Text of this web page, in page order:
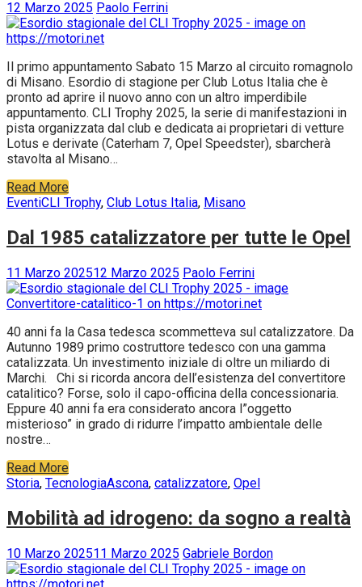
12 Marzo 2025 Paolo Ferrini
Il primo appuntamento Sabato 15 Marzo al circuito romagnolo
di Misano. Esordio di stagione per Club Lotus Italia che è
pronto ad aprire il nuovo anno con un altro imperdibile
appuntamento. CLI Trophy 2025, la serie di manifestazioni in
pista organizzata dal club e dedicata ai proprietari di vetture
Lotus e derivate (Caterham 7, Opel Speedster), sbarcherà
stavolta al Misano…
Read More
EventiCLI Trophy, Club Lotus Italia, Misano
Dal 1985 catalizzatore per tutte le Opel
11 Marzo 202512 Marzo 2025 Paolo Ferrini
40 anni fa la Casa tedesca scommetteva sul catalizzatore. Da
Autunno 1989 primo costruttore tedesco con una gamma
catalizzata. Un investimento iniziale di oltre un miliardo di
Marchi. Chi si ricorda ancora dell’esistenza del convertitore
catalitico? Forse, solo il capo-officina della concessionaria.
Eppure 40 anni fa era considerato ancora l”oggetto
misterioso” in grado di ridurre l’impatto ambientale delle
nostre…
Read More
Storia, TecnologiaAscona, catalizzatore, Opel
Mobilità ad idrogeno: da sogno a realtà
10 Marzo 202511 Marzo 2025 Gabriele Bordon